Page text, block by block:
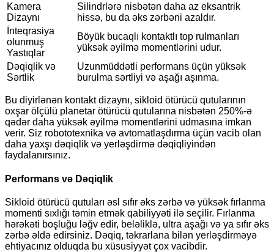
Kamera
Dizaynı
Silindrlərə nisbətən daha az eksantrik
hissə, bu da əks zərbəni azaldır.
İnteqrasiya
olunmuş
Yastıqlar
Böyük bucaqlı kontaktlı top rulmanları
yüksək əyilmə momentlərini udur.
Dəqiqlik və
Sərtlik
Uzunmüddətli performans üçün yüksək
burulma sərtliyi və aşağı aşınma.
Bu diyirlənən kontakt dizaynı, sikloid ötürücü qutularının
oxşar ölçülü planetar ötürücü qutularına nisbətən 250%-ə
qədər daha yüksək əyilmə momentlərini udmasına imkan
verir. Siz robototexnika və avtomatlaşdırma üçün vacib olan
daha yaxşı dəqiqlik və yerləşdirmə dəqiqliyindən
faydalanırsınız.
Performans və Dəqiqlik
Sikloid ötürücü qutuları əsl sıfır əks zərbə və yüksək fırlanma
momenti sıxlığı təmin etmək qabiliyyəti ilə seçilir. Fırlanma
hərəkəti boşluğu ləğv edir, beləliklə, ultra aşağı və ya sıfır əks
zərbə əldə edirsiniz. Dəqiq, təkrarlana bilən yerləşdirməyə
ehtiyacınız olduqda bu xüsusiyyət çox vacibdir.